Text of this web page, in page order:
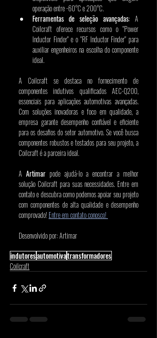
operação entre -60°C e 200°C.
Ferramentas de seleção avançadas: A
Coilcraft oferece recursos como o "Power
Inductor Finder" e o "RF Inductor Finder" para
auxiliar engenheiros na escolha do componente
ideal.
A Coilcraft se destaca no fornecimento de
componentes indutivos qualificados AEC-Q200,
essenciais para aplicações automotivas avançadas.
Com soluções inovadoras e foco em qualidade, a
empresa garante desempenho confiável e eficiente
para os desafios do setor automotivo. Se você busca
componentes robustos e testados para seu projeto, a
Coilcraft é a parceira ideal.
A Artimar pode ajudá-lo a encontrar a melhor
solução Coilcraft para suas necessidades. Entre em
contato e descubra como podemos apoiar seu projeto
com componentes de alta qualidade e desempenho
comprovado! Entre em contato conosco!
Desenvolvido por: Artimar
indutoresautomotivatransformadores
Coilcraft